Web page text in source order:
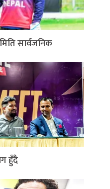
सार्वजनिक
हुँदै